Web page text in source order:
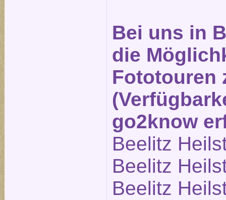
Bei uns in
die
Fototouren
go2know
Beelitz
Beelitz
Beelitz